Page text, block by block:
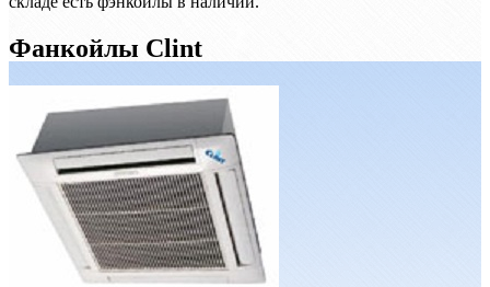
Фанкойлы Clint